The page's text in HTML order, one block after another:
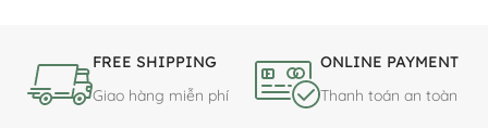
FREE SHIPPING
Giao hàng miễn phí
ONLINE PAYMENT
Thanh toán an toàn